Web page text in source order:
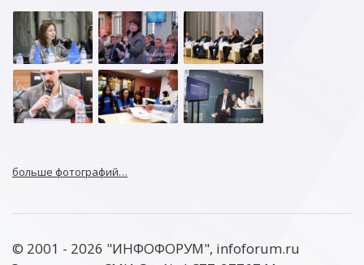
больше фотографий…
© 2001 - 2026 "ИНФОФОРУМ", infoforum.ru